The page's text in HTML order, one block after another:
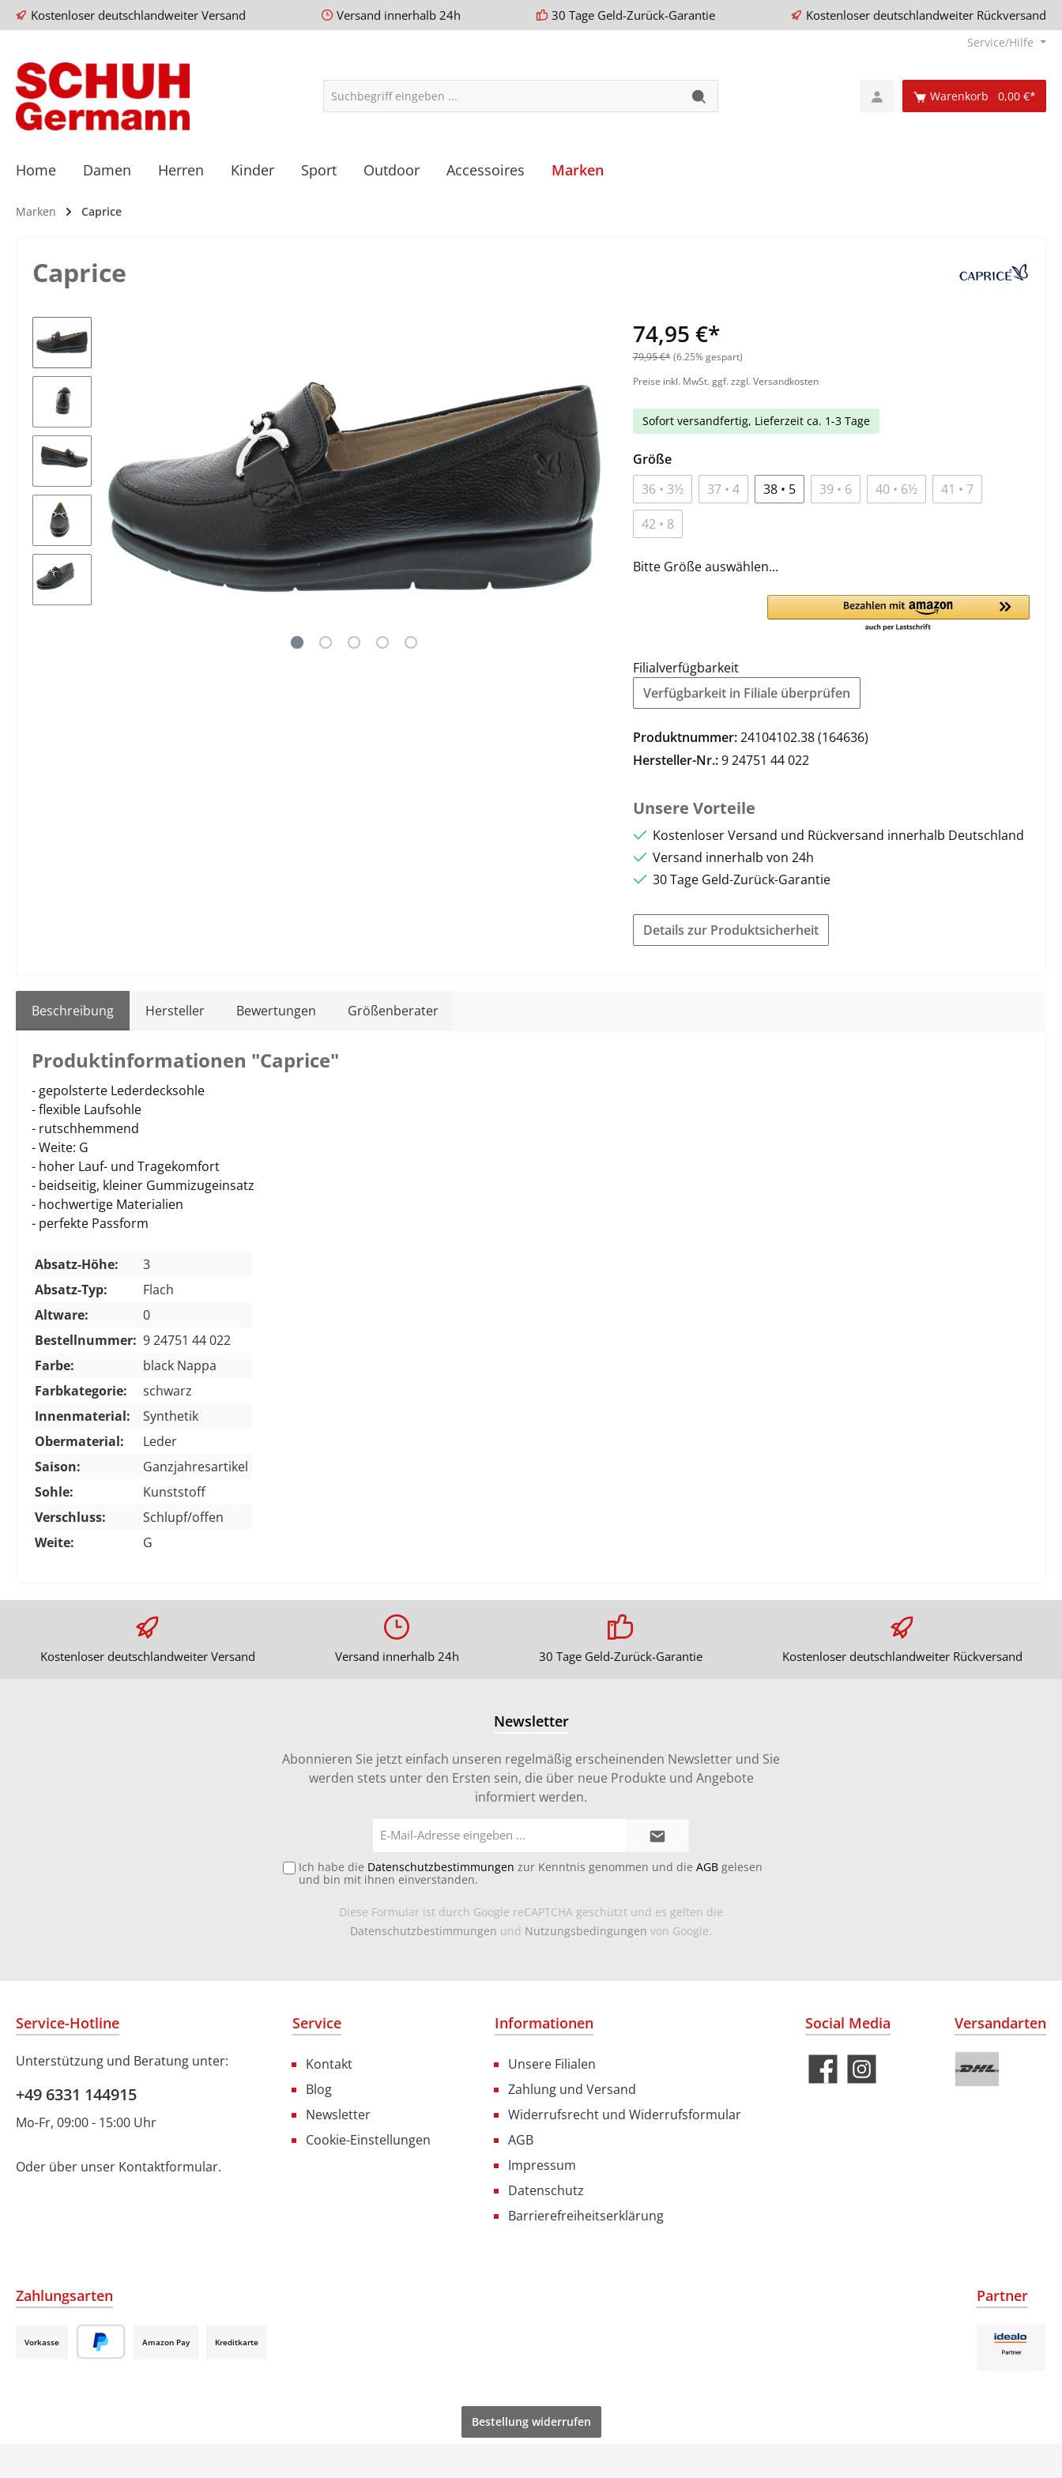
Kostenloser deutschlandweiter Versand Versand innerhalb 24h 30 Tage Geld-Zurück-Garantie Kostenloser deutschlandweiter Rückversand
Service/Hilfe
Warenkorb 0,00 €*
Home Damen Herren Kinder Sport Outdoor Accessoires Marken
Marken Caprice
Caprice
74,95 €*
79,95 €* (6.25% gespart)
Preise inkl. MwSt. ggf. zzgl. Versandkosten
Sofort versandfertig, Lieferzeit ca. 1-3 Tage
Größe
36 • 3½
37 • 4 38 • 5 39 • 6 40 • 6½
41 • 7
42 • 8
Bitte Größe auswählen...
Filialverfügbarkeit
Verfügbarkeit in Filiale überprüfen
Produktnummer:24104102.38 (164636)
Hersteller-Nr.:9 24751 44 022
Unsere Vorteile
Kostenloser Versand und Rückversand innerhalb Deutschland
Versand innerhalb von 24h
30 Tage Geld-Zurück-Garantie
Details zur Produktsicherheit
Beschreibung Hersteller Bewertungen Größenberater
Produktinformationen "Caprice"
- gepolsterte Lederdecksohle
- flexible Laufsohle
- rutschhemmend
- Weite: G
- hoher Lauf- und Tragekomfort
- beidseitig, kleiner Gummizugeinsatz
- hochwertige Materialien
- perfekte Passform
Absatz-Höhe:
3
Absatz-Typ:
Flach
Altware:
0
Bestellnummer: 9 24751 44 022
Farbe:
black Nappa
Farbkategorie:
schwarz
Innenmaterial:
Synthetik
Obermaterial:
Leder
Saison:
Ganzjahresartikel
Sohle:
Kunststoff
Verschluss:
Schlupf/offen
Weite:
G
Kostenloser deutschlandweiter Versand Versand innerhalb 24h 30 Tage Geld-Zurück-Garantie Kostenloser deutschlandweiter Rückversand
Newsletter
Abonnieren Sie jetzt einfach unseren regelmäßig erscheinenden Newsletter und Sie
werden stets unter den Ersten sein, die über neue Produkte und Angebote
informiert werden.
Mail-
Ich habe die Datenschutzbestimmungen zur Kenntnis genommen und die AGB gelesen
und bin mit ihnen einverstanden.
Diese Formular ist durch Google reCAPTCHA geschützt und es gelten die
Datenschutzbestimmungen und Nutzungsbedingungen von Google.
Service-Hotline
Unterstützung und Beratung unter:
+49 6331 144915
Mo-Fr, 09:00 - 15:00 Uhr
Oder über unser Kontaktformular.
Service
Kontakt
Blog
Newsletter
Cookie-Einstellungen
Informationen
Unsere Filialen
Zahlung und Versand
Widerrufsrecht und Widerrufsformular
AGB
Impressum
Datenschutz
Barrierefreiheitserklärung
Social Media Versandarten
Zahlungsarten
Vorkasse Amazon Pay Kreditkarte
Partner
Bestellung widerrufen